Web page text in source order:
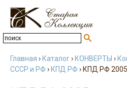
Главная › Каталог› КОНВЕРТЫ ›
СССР и РФ › КПД РФ › КПД РФ